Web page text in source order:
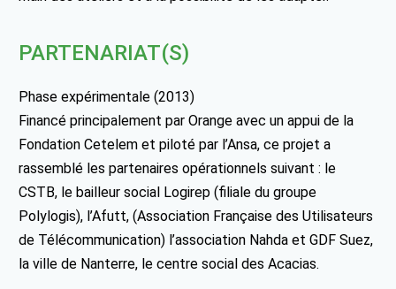
PARTENARIAT(S)
Phase expérimentale (2013)
Financé principalement par Orange avec un appui de la
Fondation Cetelem et piloté par l’Ansa, ce projet a
rassemblé les partenaires opérationnels suivant : le
CSTB, le bailleur social Logirep (filiale du groupe
Polylogis), l’Afutt, (Association Française des Utilisateurs
de Télécommunication) l’association Nahda et GDF Suez,
la ville de Nanterre, le centre social des Acacias.